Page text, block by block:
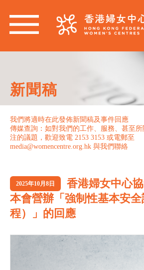
新聞稿
我們將適時在此發佈新聞稿及事件回應
傳媒查詢：如對我們的工作、服務、甚至所
注的議題，歡迎致電 2153 3153 或電郵至
media@womencentre.org.hk 與我們聯絡
2025年10月8日
香港婦女中心
本會營辦「強制性基本安
程）」的回應